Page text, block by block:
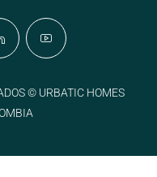
© URBATIC HOMES